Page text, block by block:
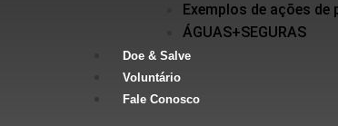
Exemplos de ações de
ÁGUAS+SEGURAS
Doe & Salve
Voluntário
Fale Conosco